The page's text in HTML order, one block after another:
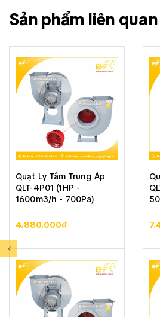
Sản phẩm liên quan
Quạt Ly Tâm Trung Áp
QLT-4P01 (1HP -
1600m3/h - 700Pa)
4.880.000₫